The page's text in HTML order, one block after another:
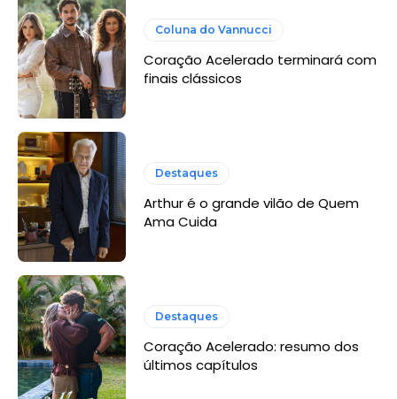
Coluna do Vannucci
Coração Acelerado terminará com
finais clássicos
Destaques
Arthur é o grande vilão de Quem
Ama Cuida
Destaques
Coração Acelerado: resumo dos
últimos capítulos